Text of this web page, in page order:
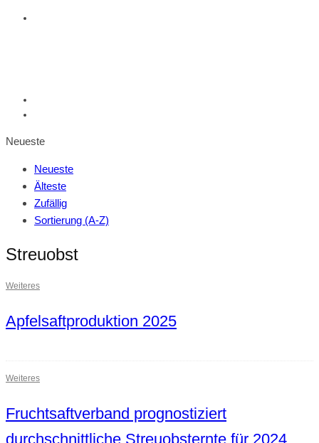
Neueste
Neueste
Älteste
Zufällig
Sortierung (A-Z)
Streuobst
Weiteres
Apfelsaftproduktion 2025
Weiteres
Fruchtsaftverband prognostiziert
durchschnittliche Streuobsternte für 2024